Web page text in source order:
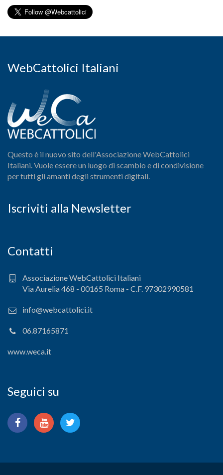
WebCattolici Italiani
Questo è il nuovo sito dell'Associazione WebCattolici
Italiani. Vuole essere un luogo di scambio e di condivisione
per tutti gli amanti degli strumenti digitali.
Iscriviti alla Newsletter
Contatti
Associazione WebCattolici Italiani
Via Aurelia 468 - 00165 Roma - C.F. 97302990581
info@webcattolici.it
06.87165871
www.weca.it
Seguici su